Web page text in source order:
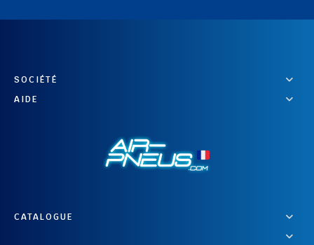
SOCIÉTÉ
AIDE
CATALOGUE